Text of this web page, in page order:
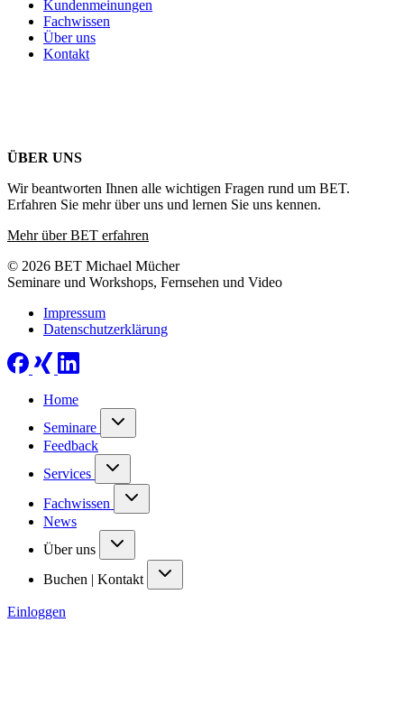
Kundenmeinungen
Fachwissen
Über uns
Kontakt
ÜBER UNS
Wir beantworten Ihnen alle wichtigen Fragen rund um BET.
Erfahren Sie mehr über uns und lernen Sie uns kennen.
Mehr über BET erfahren
© 2026 BET Michael Mücher
Seminare und Workshops, Fernsehen und Video
Impressum
Datenschutzerklärung
Home
Seminare
Feedback
Services
Fachwissen
News
Über uns
Buchen | Kontakt
Einloggen